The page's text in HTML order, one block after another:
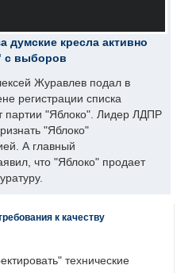
думские кресла активно
с выборов
Журавлев подал в
регистрации списка
партии "Яблоко". Лидер ЛДПР
"Яблоко"
А главный
что "Яблоко" продает
к качеству
технические